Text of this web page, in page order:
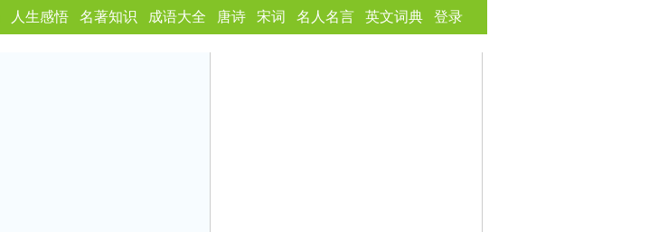
人生感悟 名著知识 成语大全 唐诗 宋词 名人名言 英文词典 登录